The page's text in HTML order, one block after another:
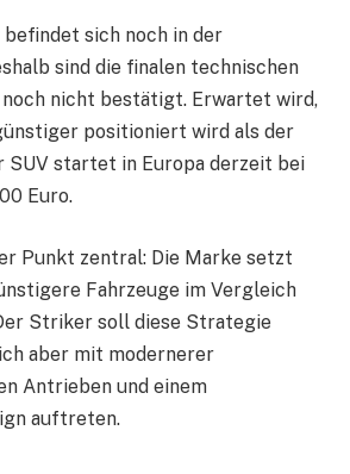
sich noch in der
sind die finalen technischen
noch nicht bestätigt. Erwartet wird,
positioniert wird als der
SUV startet in Europa derzeit bei
Euro.
Punkt zentral: Die Marke setzt
Fahrzeuge im Vergleich
Striker soll diese Strategie
aber mit modernerer
Antrieben und einem
auftreten.